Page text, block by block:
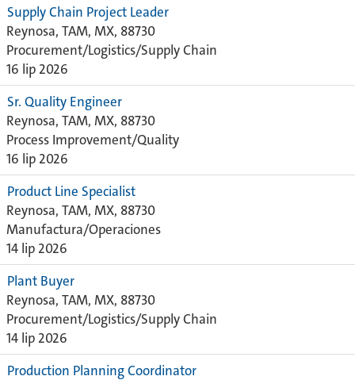
Supply Chain Project Leader
Reynosa, TAM, MX, 88730
Procurement/Logistics/Supply Chain
16 lip 2026
Sr. Quality Engineer
Reynosa, TAM, MX, 88730
Process Improvement/Quality
16 lip 2026
Product Line Specialist
Reynosa, TAM, MX, 88730
Manufactura/Operaciones
14 lip 2026
Plant Buyer
Reynosa, TAM, MX, 88730
Procurement/Logistics/Supply Chain
14 lip 2026
Production Planning Coordinator